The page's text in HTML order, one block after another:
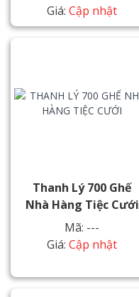
Giá: Cập nhật
Thanh Lý 700 Ghế
Nhà Hàng Tiệc Cưới
Mã: ---
Giá: Cập nhật